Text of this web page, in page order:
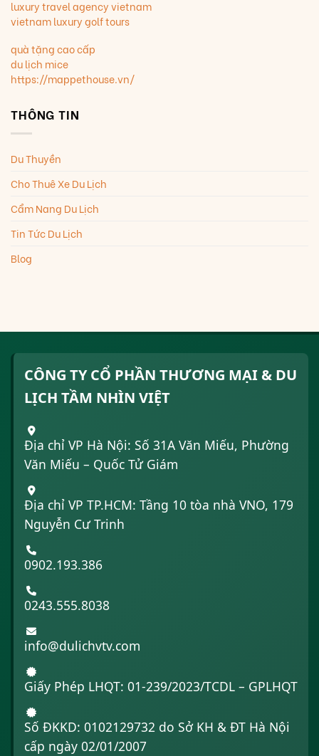
luxury travel agency vietnam
vietnam luxury golf tours
quà tặng cao cấp
du lịch mice
https://mappethouse.vn/
THÔNG TIN
Du Thuyền
Cho Thuê Xe Du Lịch
Cẩm Nang Du Lịch
Tin Tức Du Lịch
Blog
CÔNG TY CỔ PHẦN THƯƠNG MẠI & DU
LỊCH TẦM NHÌN VIỆT
Địa chỉ VP Hà Nội: Số 31A Văn Miếu, Phường
Văn Miếu – Quốc Tử Giám
Địa chỉ VP TP.HCM: Tầng 10 tòa nhà VNO, 179
Nguyễn Cư Trinh
0902.193.386
0243.555.8038
info@dulichvtv.com
Giấy Phép LHQT: 01-239/2023/TCDL – GPLHQT
Số ĐKKD: 0102129732 do Sở KH & ĐT Hà Nội
cấp ngày 02/01/2007